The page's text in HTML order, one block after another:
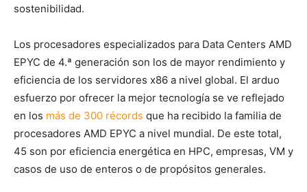
sostenibilidad.
Los procesadores especializados para Data Centers AMD
EPYC de 4.ª generación son los de mayor rendimiento y
eficiencia de los servidores x86 a nivel global. El arduo
esfuerzo por ofrecer la mejor tecnología se ve reflejado
en los más de 300 récords que ha recibido la familia de
procesadores AMD EPYC a nivel mundial. De este total,
45 son por eficiencia energética en HPC, empresas, VM y
casos de uso de enteros o de propósitos generales.